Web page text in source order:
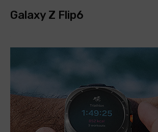
Galaxy Z Flip6